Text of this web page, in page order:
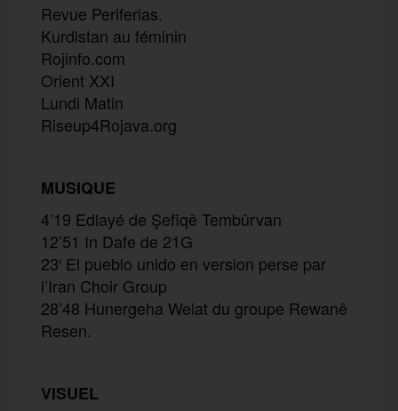
Revue Periferias.
Kurdistan au féminin
Rojinfo.com
Orient XXI
Lundi Matin
Riseup4Rojava.org
MUSIQUE
4’19 Edlayé de Şefîqê Tembûrvan
12’51 In Dafe de 21G
23′ El pueblo unido en version perse par
l’Iran Choir Group
28’48 Hunergeha Welat du groupe Rewanê
Resen.
VISUEL